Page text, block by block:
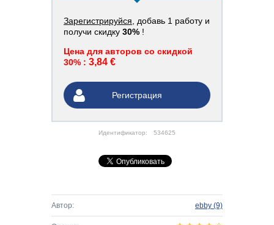
Зарегистрируйся , добавь 1 работу и
получи скидку 30% !
Цена для авторов со скидкой
30% : 3,84 €
Регистрация
Идентификатор: 534625
Автор: ebby (9)